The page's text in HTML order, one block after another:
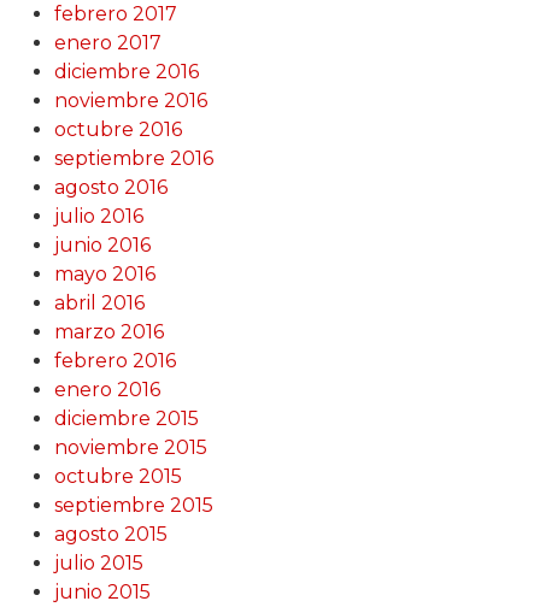
febrero 2017
enero 2017
diciembre 2016
noviembre 2016
octubre 2016
septiembre 2016
agosto 2016
julio 2016
junio 2016
mayo 2016
abril 2016
marzo 2016
febrero 2016
enero 2016
diciembre 2015
noviembre 2015
octubre 2015
septiembre 2015
agosto 2015
julio 2015
junio 2015